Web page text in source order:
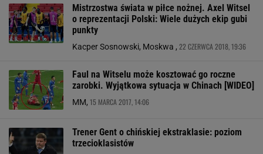
Mistrzostwa świata w piłce nożnej. Axel Witsel
o reprezentacji Polski: Wiele dużych ekip gubi
punkty
Kacper Sosnowski, Moskwa , 22 CZERWCA 2018, 19:36
Faul na Witselu może kosztować go roczne
zarobki. Wyjątkowa sytuacja w Chinach [WIDEO]
MM, 15 MARCA 2017, 14:06
Trener Gent o chińskiej ekstraklasie: poziom
trzecioklasistów